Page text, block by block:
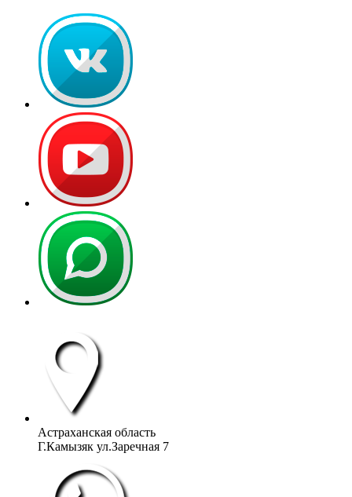
Астраханская область
Г.Камызяк ул.Заречная 7